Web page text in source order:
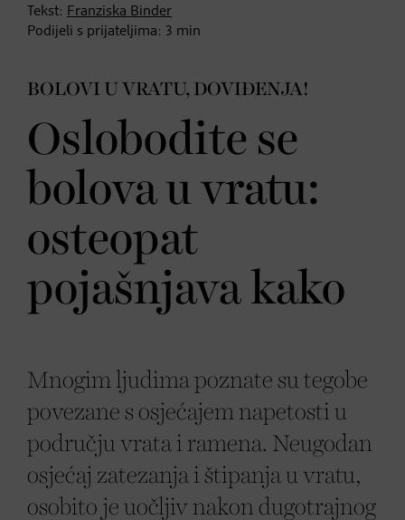
Tekst: Franziska Binder
Podijeli s prijateljima: 3 min
BOLOVI U VRATU, DOVIĐENJA!
Oslobodite se
bolova u vratu:
osteopat
pojašnjava kako
Mnogim ljudima poznate su tegobe
povezane s osjećajem napetosti u
području vrata i ramena. Neugodan
osjećaj zatezanja i štipanja u vratu,
osobito je uočljiv nakon dugotrajnog